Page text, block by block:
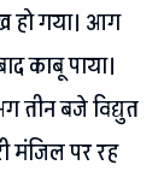
हो गया। आग
काबू पाया।
तीन बजे विद्युत
मंजिल पर रह